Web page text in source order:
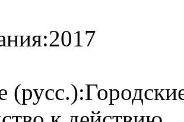
2017
(русс.):